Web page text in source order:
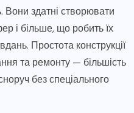
Вони здатні створювати
і більше, що робить їх
Простота конструкції
та ремонту — більшість
без спеціального